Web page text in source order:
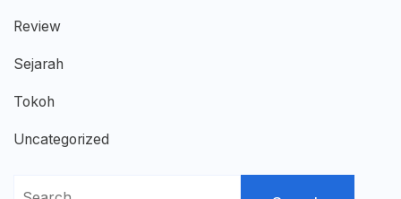
Review
Sejarah
Tokoh
Uncategorized
Search